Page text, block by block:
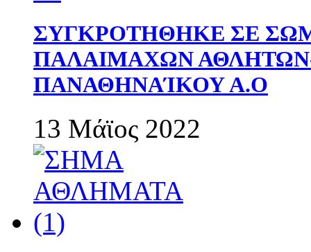
ΣΥΓΚΡΟΤΗΘΗΚΕ ΣΕ
ΠΑΛΑΙΜΑΧΩΝ
ΠΑΝΑΘΗΝΑΊΚΟΥ Α.Ο
13 Μάϊος 2022